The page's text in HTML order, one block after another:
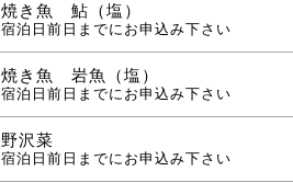
焼き魚 鮎（塩）
宿泊日前日までにお申込み下さい
焼き魚 岩魚（塩）
宿泊日前日までにお申込み下さい
野沢菜
宿泊日前日までにお申込み下さい